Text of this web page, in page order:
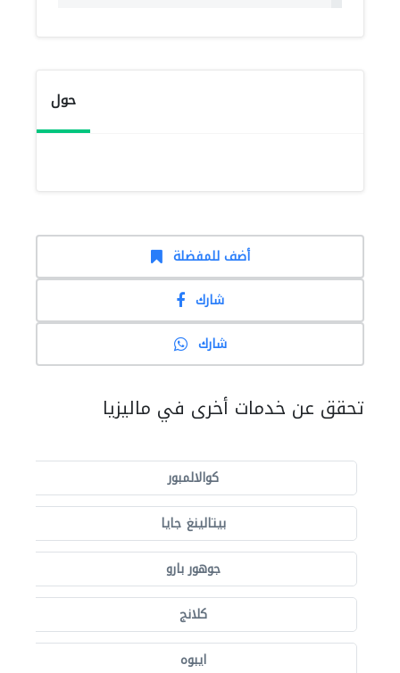
حول
أضف للمفضلة
شارك
شارك
تحقق عن خدمات أخرى في ماليزيا
كوالالمبور
بيتالينغ جايا
جوهور بارو
كلانج
ايبوه